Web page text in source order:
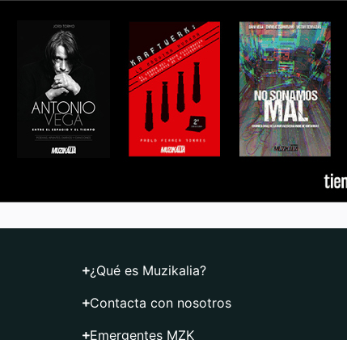
¿Qué es Muzikalia?
Contacta con nosotros
Emergentes MZK